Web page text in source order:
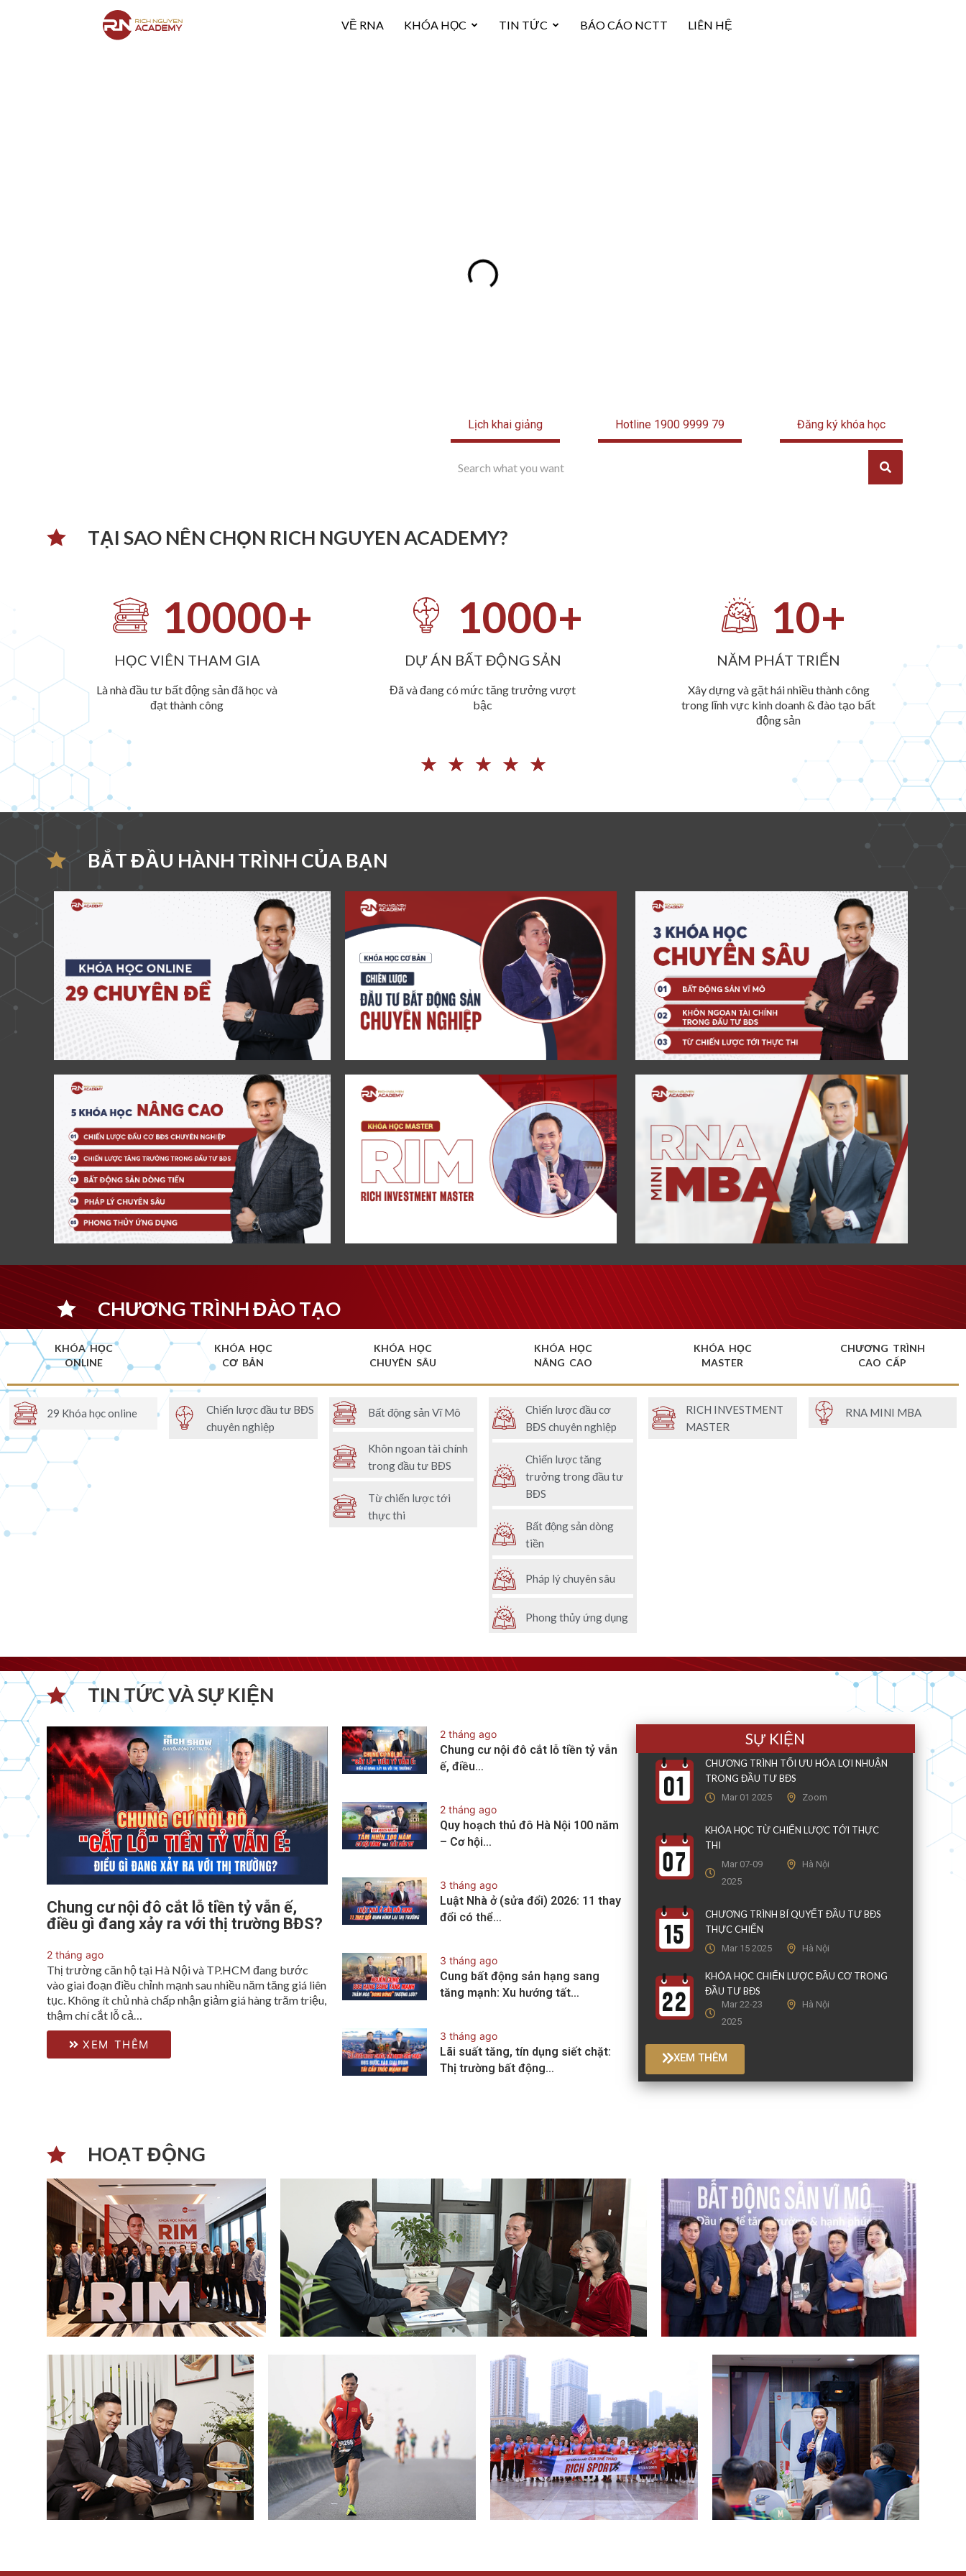
VỀ RNA KHÓA HỌC TIN TỨC BÁO CÁO NCTT LIÊN HỆ
Lịch khai giảng Hotline 1900 9999 79 Đăng ký khóa học
TẠI SAO NÊN CHỌN RICH NGUYEN ACADEMY?​
10000+
HỌC VIÊN THAM GIA
Là nhà đầu tư bất động sản đã học và
đạt thành công
1000+
DỰ ÁN BẤT ĐỘNG SẢN
Đã và đang có mức tăng trưởng vượt
bậc
10+
NĂM PHÁT TRIỂN
Xây dựng và gặt hái nhiều thành công
trong lĩnh vực kinh doanh & đào tạo bất
động sản
☆ ☆ ☆ ☆ ☆
BẮT ĐẦU HÀNH TRÌNH CỦA BẠN
CHƯƠNG TRÌNH ĐÀO TẠO
KHÓA HỌC
ONLINE
KHÓA HỌC
CƠ BẢN
KHÓA HỌC
CHUYÊN SÂU
KHÓA HỌC
NÂNG CAO
KHÓA HỌC
MASTER
CHƯƠNG TRÌNH
CAO CẤP
29 Khóa học online
Chiến lược đầu tư BĐS
chuyên nghiệp
Bất động sản Vĩ Mô
Khôn ngoan tài chính
trong đầu tư BĐS
Từ chiến lược tới
thực thi
Chiến lược đầu cơ
BĐS chuyên nghiệp
Chiến lược tăng
trưởng trong đầu tư
BĐS
Bất động sản dòng
tiền
Pháp lý chuyên sâu
Phong thủy ứng dụng
RICH INVESTMENT
MASTER
RNA MINI MBA
TIN TỨC VÀ SỰ KIỆN​
Chung cư nội đô cắt lỗ tiền tỷ vẫn ế,
điều gì đang xảy ra với thị trường BĐS?
2 tháng ago
Thị trường căn hộ tại Hà Nội và TP.HCM đang bước
vào giai đoạn điều chỉnh mạnh sau nhiều năm tăng giá liên
tục. Không ít chủ nhà chấp nhận giảm giá hàng trăm triệu,
thậm chí cắt lỗ cả…
XEM THÊM
2 tháng ago
Chung cư nội đô cắt lỗ tiền tỷ vẫn
ế, điều…
2 tháng ago
Quy hoạch thủ đô Hà Nội 100 năm
– Cơ hội…
3 tháng ago
Luật Nhà ở (sửa đổi) 2026: 11 thay
đổi có thể…
3 tháng ago
Cung bất động sản hạng sang
tăng mạnh: Xu hướng tất…
3 tháng ago
Lãi suất tăng, tín dụng siết chặt:
Thị trường bất động…
SỰ KIỆN
CHƯƠNG TRÌNH TỐI ƯU HÓA LỢI NHUẬN
TRONG ĐẦU TƯ BĐS
Mar 01 2025 Zoom
KHÓA HỌC TỪ CHIẾN LƯỢC TỚI THỰC
THI
Mar 07-09
2025
Hà Nội
CHƯƠNG TRÌNH BÍ QUYẾT ĐẦU TƯ BĐS
THỰC CHIẾN
Mar 15 2025 Hà Nội
KHÓA HỌC CHIẾN LƯỢC ĐẦU CƠ TRONG
ĐẦU TƯ BĐS
Mar 22-23
2025
Hà Nội
XEM THÊM
HOẠT ĐỘNG